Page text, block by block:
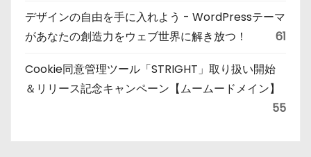
デザインの自由を手に入れよう - WordPressテーマ
があなたの創造力をウェブ世界に解き放つ！
61
Cookie同意管理ツール「STRIGHT」取り扱い開始
＆リリース記念キャンペーン【ムームードメイン】
55